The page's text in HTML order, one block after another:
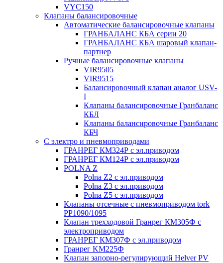
VYC150
Клапаны балансировочные
Автоматические балансировочные клапаны
ГРАНБАЛАНС КБА серии 20
ГРАНБАЛАНС КБА шаровый клапан-
партнер
Ручные балансировочные клапаны
VIR9505
VIR9515
Балансировочный клапан аналог USV-
I
Клапаны балансировочные Гранбаланс
КБЛ
Клапаны балансировочные Гранбаланс
КБЧ
С электро и пневмоприводами
ГРАНРЕГ КМ324Р с эл.приводом
ГРАНРЕГ КМ124Р с эл.приводом
POLNA Z
Polna Z2 с эл.приводом
Polna Z3 с эл.приводом
Polna Z5 с эл.приводом
Клапаны отсечные с пневмоприводом tork
PP1090/1095
Клапан трехходовой Гранрег КМ305Ф с
электроприводом
ГРАНРЕГ КМ307Ф с эл.приводом
Гранрег KM225Ф
Клапан запорно-регулирующий Helver PV